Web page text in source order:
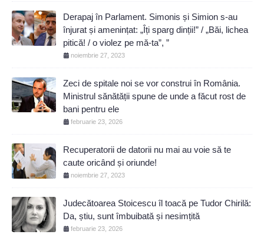
Derapaj în Parlament. Simonis și Simion s-au
înjurat și amenințat: „Îți sparg dinții!” / „Băi, lichea
pitică! / o violez pe mă-ta”, ”
noiembrie 27, 2023
Zeci de spitale noi se vor construi în România.
Ministrul sănătății spune de unde a făcut rost de
bani pentru ele
februarie 23, 2026
Recuperatorii de datorii nu mai au voie să te
caute oricând și oriunde!
noiembrie 27, 2023
Judecătoarea Stoicescu îl toacă pe Tudor Chirilă:
Da, știu, sunt îmbuibată și nesimțită
februarie 23, 2026